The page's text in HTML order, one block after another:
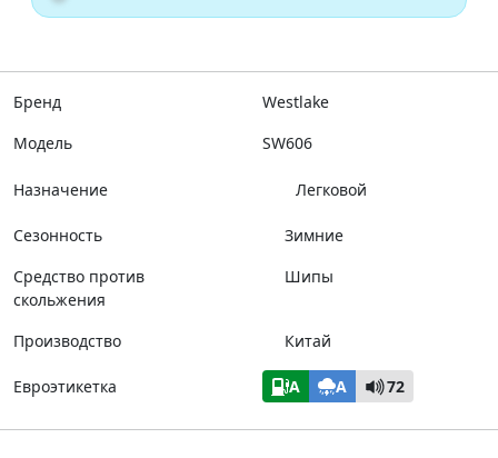
Бренд
Westlake
Модель
SW606
Назначение Легковой
Сезонность
Зимние
Средство против
скольжения
Шипы
Производство Китай
Евроэтикетка A A 72